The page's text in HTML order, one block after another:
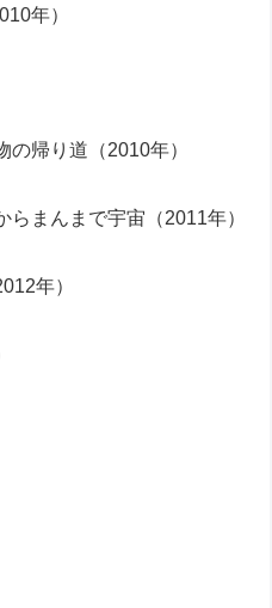
年）
帰り道（2010年）
まんまで宇宙（2011年）
年）